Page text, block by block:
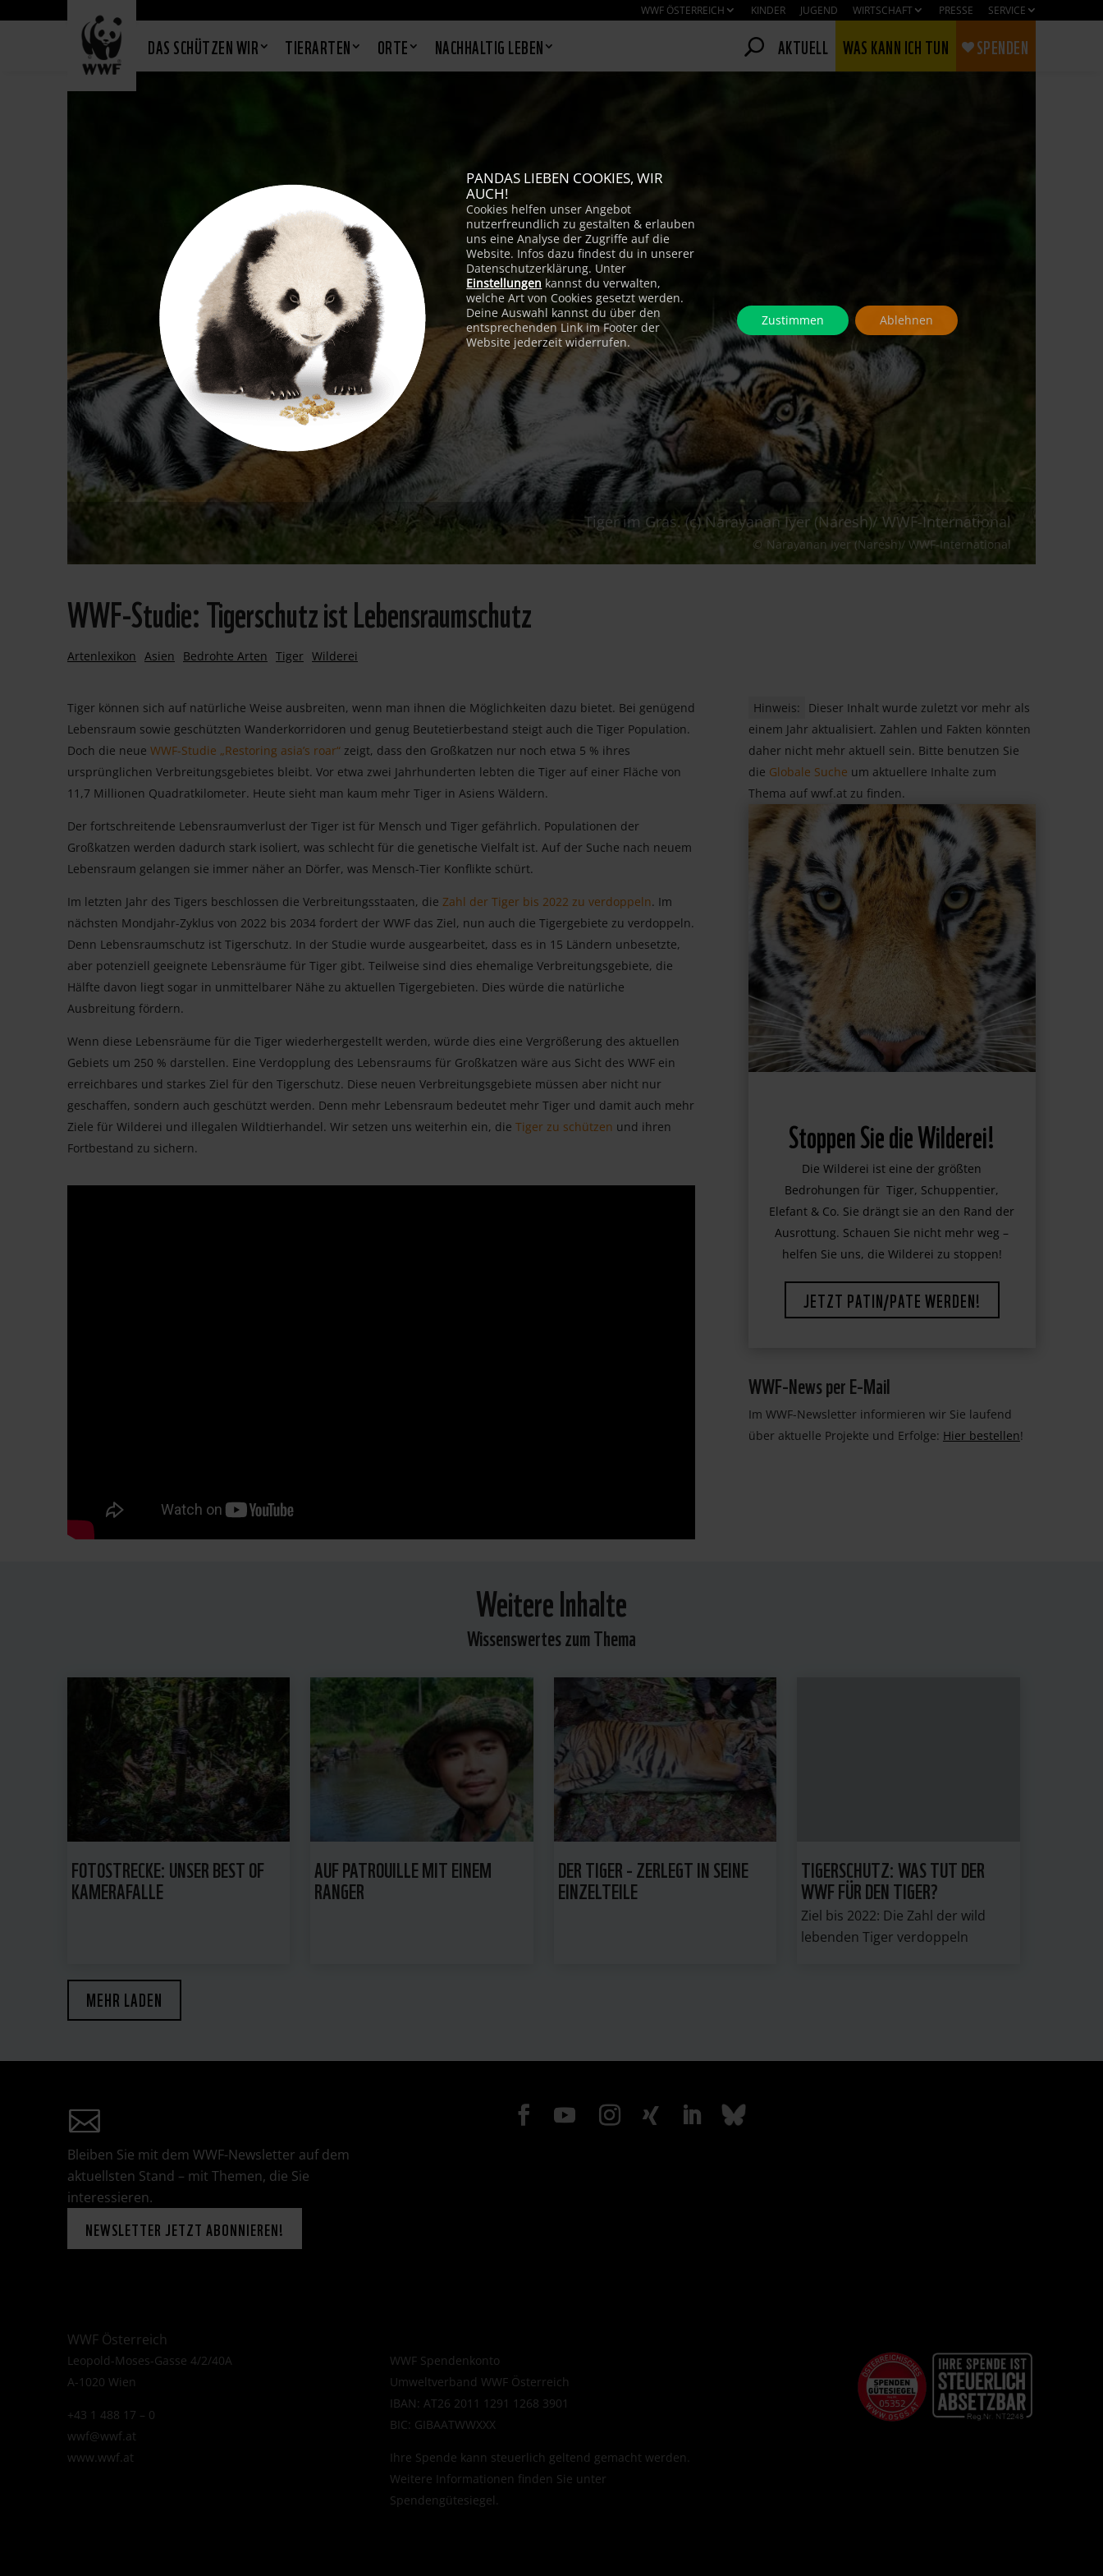
WWF ÖSTERREICH KINDER JUGEND WIRTSCHAFT PRESSE SERVICE
DAS SCHÜTZEN WIR TIERARTEN ORTE NACHHALTIG LEBEN AKTUELL WAS KANN ICH TUN SPENDEN
Tiger im Gras. (c) Narayanan Iyer (Naresh)/ WWF-International
Narayanan Iyer (Naresh)/ WWF-International
WWF-Studie: Tigerschutz ist Lebensraumschutz
Artenlexikon Asien Bedrohte Arten Tiger Wilderei
Tiger können sich auf natürliche Weise ausbreiten, wenn man ihnen die Möglichkeiten dazu bietet. Bei genügend
Lebensraum sowie geschützten Wanderkorridoren und genug Beutetierbestand steigt auch die Tiger Population.
Doch die neue WWF-Studie „Restoring asia’s roar“ zeigt, dass den Großkatzen nur noch etwa 5 % ihres
ursprünglichen Verbreitungsgebietes bleibt. Vor etwa zwei Jahrhunderten lebten die Tiger auf einer Fläche von
11,7 Millionen Quadratkilometer. Heute sieht man kaum mehr Tiger in Asiens Wäldern.
Der fortschreitende Lebensraumverlust der Tiger ist für Mensch und Tiger gefährlich. Populationen der
Großkatzen werden dadurch stark isoliert, was schlecht für die genetische Vielfalt ist. Auf der Suche nach neuem
Lebensraum gelangen sie immer näher an Dörfer, was Mensch-Tier Konflikte schürt.
Im letzten Jahr des Tigers beschlossen die Verbreitungsstaaten, die Zahl der Tiger bis 2022 zu verdoppeln. Im
nächsten Mondjahr-Zyklus von 2022 bis 2034 fordert der WWF das Ziel, nun auch die Tigergebiete zu verdoppeln.
Denn Lebensraumschutz ist Tigerschutz. In der Studie wurde ausgearbeitet, dass es in 15 Ländern unbesetzte,
aber potenziell geeignete Lebensräume für Tiger gibt. Teilweise sind dies ehemalige Verbreitungsgebiete, die
Hälfte davon liegt sogar in unmittelbarer Nähe zu aktuellen Tigergebieten. Dies würde die natürliche
Ausbreitung fördern.
Wenn diese Lebensräume für die Tiger wiederhergestellt werden, würde dies eine Vergrößerung des aktuellen
Gebiets um 250 % darstellen. Eine Verdopplung des Lebensraums für Großkatzen wäre aus Sicht des WWF ein
erreichbares und starkes Ziel für den Tigerschutz. Diese neuen Verbreitungsgebiete müssen aber nicht nur
geschaffen, sondern auch geschützt werden. Denn mehr Lebensraum bedeutet mehr Tiger und damit auch mehr
Ziele für Wilderei und illegalen Wildtierhandel. Wir setzen uns weiterhin ein, die Tiger zu schützen und ihren
Fortbestand zu sichern.
Hinweis:
Dieser Inhalt wurde zuletzt vor mehr als
einem Jahr aktualisiert. Zahlen und Fakten könnten
daher nicht mehr aktuell sein. Bitte benutzen Sie
die Globale Suche um aktuellere Inhalte zum
Thema auf wwf.at zu finden.
Stoppen Sie die Wilderei!
Die Wilderei ist eine der größten
Bedrohungen für Tiger, Schuppentier,
Elefant & Co. Sie drängt sie an den Rand der
Ausrottung. Schauen Sie nicht mehr weg –
helfen Sie uns, die Wilderei zu stoppen!
JETZT PATIN/PATE WERDEN!
WWF-News per E-Mail
Im WWF-Newsletter informieren wir Sie laufend
über aktuelle Projekte und Erfolge: Hier bestellen!
Weitere Inhalte
Wissenswertes zum Thema
FOTOSTRECKE: UNSER BEST OF
KAMERAFALLE
AUF PATROUILLE MIT EINEM
RANGER
DER TIGER - ZERLEGT IN SEINE
EINZELTEILE
TIGERSCHUTZ: WAS TUT DER
WWF FÜR DEN TIGER?
Ziel bis 2022: Die Zahl der wild
lebenden Tiger verdoppeln
MEHR LADEN
Bleiben Sie mit dem WWF-Newsletter auf dem
aktuellsten Stand – mit Themen, die Sie
interessieren.
NEWSLETTER JETZT ABONNIEREN!
WWF Österreich
Leopold-Moses-Gasse 4/2/40A
A-1020 Wien
+43 1 488 17 – 0
wwf@wwf.at
www.wwf.at
WWF Spendenkonto
Umweltverband WWF Österreich
IBAN: AT26 2011 1291 1268 3901
BIC: GIBAATWWXXX
Ihre Spende kann steuerlich geltend gemacht werden.
Weitere Informationen finden Sie unter
Spendengütesiegel.
PANDAS LIEBEN COOKIES, WIR
AUCH!
Cookies helfen unser Angebot
nutzerfreundlich zu gestalten & erlauben
uns eine Analyse der Zugriffe auf die
Website. Infos dazu findest du in unserer
Datenschutzerklärung. Unter
Einstellungen kannst du verwalten,
welche Art von Cookies gesetzt werden.
Deine Auswahl kannst du über den
entsprechenden Link im Footer der
Website jederzeit widerrufen.
Zustimmen Ablehnen